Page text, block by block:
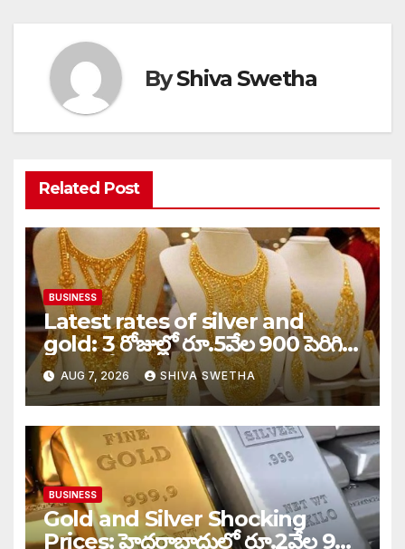
ByShiva Swetha
Related Post
BUSINESS
Latest rates of silver and
gold: 3 రోజుల్లో రూ.5వేల 900 పెరిగిన
తులం గోల్డ్…
AUG 7, 2026 SHIVA SWETHA
BUSINESS
Gold and Silver Shocking
Prices: హైదరాబాదులో రూ.2వేల 900